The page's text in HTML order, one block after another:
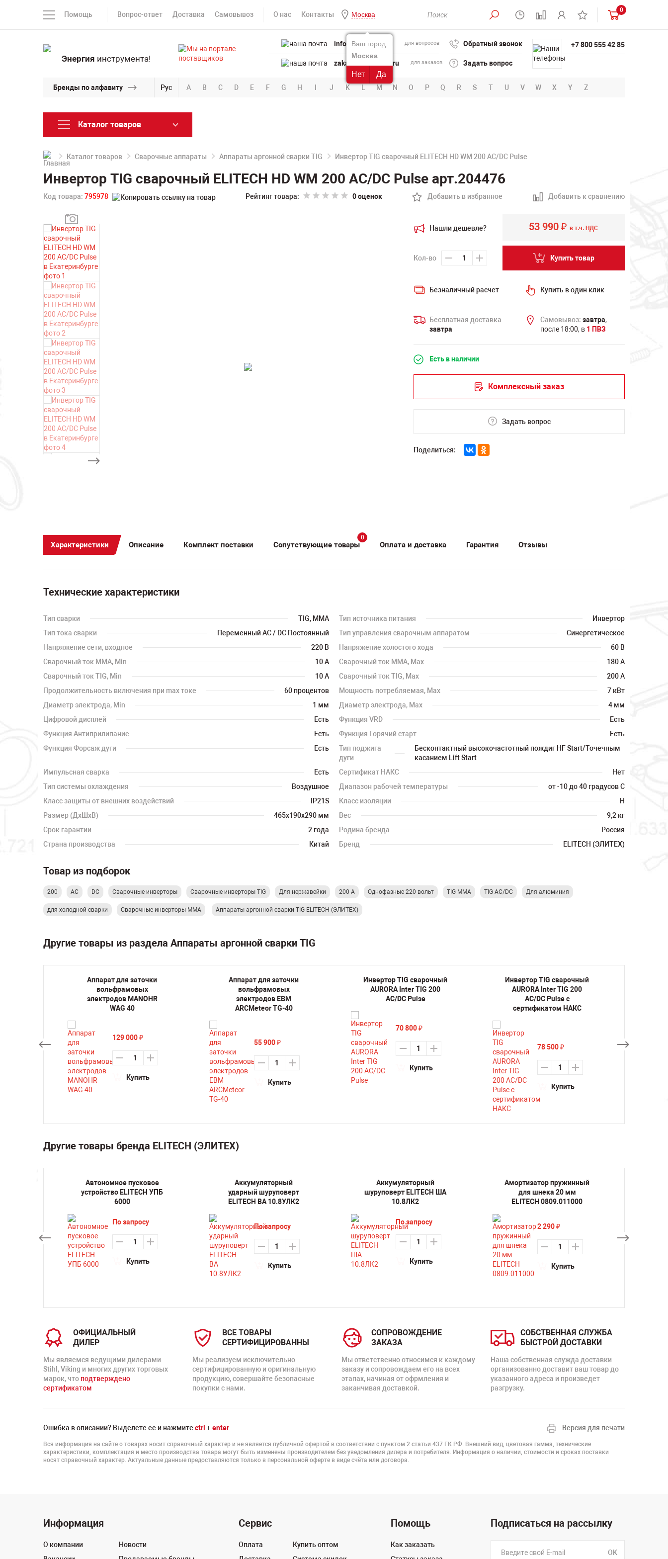
Помощь Вопрос-ответ Доставка Самовывоз О нас Контакты Москва
Ваш город:
Москва
Нет Да
0
Энергия инструмента!
info@powertool.ru для вопросов
zakaz@powertool.ru для заказов
Обратный звонок
Задать вопрос
+7 800 555 42 85
Бренды по алфавиту Рус A B C D E F G H I J K L M N O P Q R S T U V W X Y Z
Каталог товаров
Каталог товаров Сварочные аппараты Аппараты аргонной сварки TIG Инвертор TIG сварочный ELITECH HD WM 200 AC/DC Pulse
Инвертор TIG сварочный ELITECH HD WM 200 AC/DC Pulse арт.204476
Код товара: 795978 Рейтинг товара: 0 оценок Добавить в избранное Добавить к сравнению
Нашли дешевле?
Кол-во
53 990₽ в т.ч. НДС
Купить товар
Безналичный расчет Купить в один клик
Бесплатная доставка
завтра
Самовывоз: завтра,
после 18:00, в 1 ПВЗ
Есть в наличии
Комплексный заказ
Задать вопрос
Поделиться:
Характеристики Описание Комплект поставки Сопутствующие товары
0
Оплата и доставка Гарантия Отзывы
Технические характеристики
Тип сварки TIG, MMA Тип источника питания
Инвертор
Тип тока сварки
Переменный АС / DC Постоянный Тип управления сварочным аппаратом
Синергетическое
Напряжение сети, входное
220 В Напряжение холостого хода
60 В
Сварочный ток MMA, Min
10 А Сварочный ток MMA, Max
180 А
Сварочный ток TIG, Min
10 А Сварочный ток TIG, Max
200 А
Продолжительность включения при max токе
60 процентов Мощность потребляемая, Max
7 кВт
Диаметр электрода, Min
1 мм Диаметр электрода, Max
4 мм
Цифровой дисплей
Есть Функция VRD
Есть
Функция Антиприлипание
Есть Функция Горячий старт
Есть
Функция Форсаж дуги
Есть
Тип поджига
дуги
Бесконтактный высокочастотный пождиг HF Start/Точечным
касанием Lift Start
Импульсная сварка
Есть Сертификат НАКС
Нет
Тип системы охлаждения
Воздушное Диапазон рабочей температуры
от -10 до 40 градусов С
Класс защиты от внешних воздействий
IP21S Класс изоляции
H
Размер (ДхШхВ)
465х190х290 мм Вес
9,2 кг
Срок гарантии
2 года Родина бренда
Россия
Страна производства
Китай Бренд ELITECH (ЭЛИТЕХ)
Товар из подборок
200 AC DC Сварочные инверторы Сварочные инверторы TIG Для нержавейки 200 А Однофазные 220 вольт TIG MMA TIG AC/DC Для алюминия
для холодной сварки Сварочные инверторы ММА Аппараты аргонной сварки TIG ELITECH (ЭЛИТЕХ)
Другие товары из раздела Аппараты аргонной сварки TIG
Аппарат для заточки
вольфрамовых
электродов MANOHR
WAG 40
129 000 ₽
Купить
Аппарат для заточки
вольфрамовых
электродов ЕВМ
ARCMeteor TG-40
55 900 ₽
Купить
Инвертор TIG сварочный
AURORA Inter TIG 200
AC/DC Pulse
70 800 ₽
Купить
Инвертор TIG сварочный
AURORA Inter TIG 200
AC/DC Pulse с
сертификатом НАКС
78 500 ₽
Купить
Другие товары бренда ELITECH (ЭЛИТЕХ)
Автономное пусковое
устройство ELITECH УПБ
6000
По запросу
Купить
Аккумуляторный
ударный шуруповерт
ELITECH ВА 10.8УЛК2
По запросу
Купить
Аккумуляторный
шуруповерт ELITECH ША
10.8ЛК2
По запросу
Купить
Амортизатор пружинный
для шнека 20 мм
ELITECH 0809.011000
2 290 ₽
Купить
ОФИЦИАЛЬНЫЙ
ДИЛЕР
Мы являемся ведущими дилерами
Stihl, Viking и многих других торговых
марок, что подтверждено
сертификатом
ВСЕ ТОВАРЫ
СЕРТИФИЦИРОВАННЫ
Мы реализуем исключительно
сертифицированную и оригинальную
продукцию, совершайте безопасные
покупки с нами.
СОПРОВОЖДЕНИЕ
ЗАКАЗА
Мы ответственно относимся к каждому
заказу и сопровождаем его на всех
этапах, начиная от офрмления и
заканчивая доставкой.
СОБСТВЕННАЯ СЛУЖБА
БЫСТРОЙ ДОСТАВКИ
Наша собственная служда доставки
организованно доставит ваш товар до
указанного адреса и произведет
разгрузку.
Ошибка в описании? Выделете ее и нажмите ctrl +enter Версия для печати
Вся информация на сайте о товарах носит справочный характер и не является публичной офертой в соответствии с пунктом 2 статьи 437 ГК РФ. Внешний вид, цветовая гамма, технические
характеристики, комплектация и место производства товара могут быть изменены производителем без уведомления дилера и потребителя. Информация о наличии, стоимости и сроках поставки
носят справочный характер. Актуальные данные предоставляются только в персональной оферте в виде счёта или договора.
Информация
О компании
Новости
Сервис
Оплата
Купить оптом
Помощь
Как заказать
Подписаться на рассылку
OK